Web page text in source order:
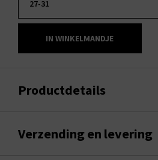
IN WINKELMANDJE
Productdetails
Verzending en levering